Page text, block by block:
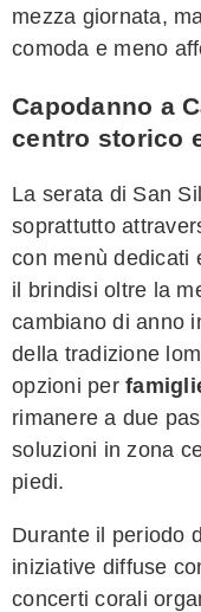
mezza giornata,
comoda e meno
Capodanno a
centro storico
La serata di San
soprattutto
con menù dedicati
il brindisi oltre la
cambiano di anno
della tradizione
opzioni per
rimanere a due
soluzioni in zona
piedi.
Durante il periodo
iniziative diffuse
concerti corali